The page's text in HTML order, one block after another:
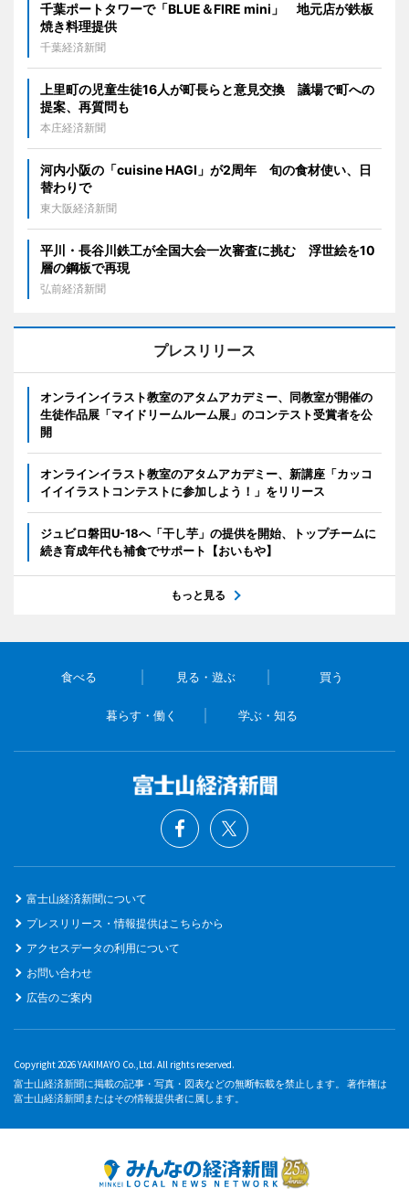
千葉ポートタワーで「BLUE＆FIRE mini」 地元店が鉄板
焼き料理提供
千葉経済新聞
上里町の児童生徒16人が町長らと意見交換 議場で町への
提案、再質問も
本庄経済新聞
河内小阪の「cuisine HAGI」が2周年 旬の食材使い、日
替わりで
東大阪経済新聞
平川・長谷川鉄工が全国大会一次審査に挑む 浮世絵を10
層の鋼板で再現
弘前経済新聞
プレスリリース
オンラインイラスト教室のアタムアカデミー、同教室が開催の
生徒作品展「マイドリームルーム展」のコンテスト受賞者を公
開
オンラインイラスト教室のアタムアカデミー、新講座「カッコ
イイイラストコンテストに参加しよう！」をリリース
ジュビロ磐田U-18へ「干し芋」の提供を開始、トップチームに
続き育成年代も補食でサポート【おいもや】
もっと見る
食べる 見る・遊ぶ 買う
暮らす・働く 学ぶ・知る
富士山経済新聞について
プレスリリース・情報提供はこちらから
アクセスデータの利用について
お問い合わせ
広告のご案内
Copyright 2026 YAKIMAYO Co.,Ltd. All rights reserved.
富士山経済新聞に掲載の記事・写真・図表などの無断転載を禁止します。 著作権は
富士山経済新聞またはその情報提供者に属します。